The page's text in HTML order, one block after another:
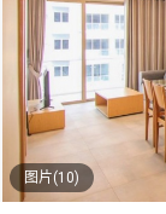
图片(10)